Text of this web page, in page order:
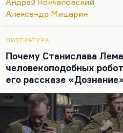
Андрей Кончаловский
Александр Мишарин
ЛИТЕРАТУРА
Почему Станислава
человекоподобных
его рассказе